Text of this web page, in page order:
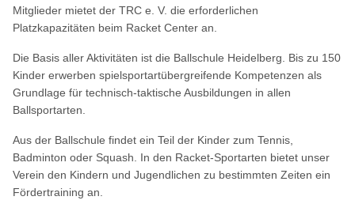
Mitglieder mietet der TRC e. V. die erforderlichen
Platzkapazitäten beim Racket Center an.
Die Basis aller Aktivitäten ist die Ballschule Heidelberg . Bis zu 150
Kinder erwerben spielsportartübergreifende Kompetenzen als
Grundlage für technisch-taktische Ausbildungen in allen
Ballsportarten.
Aus der Ballschule findet ein Teil der Kinder zum Tennis
Badminton oder Squash . In den Racket-Sportarten bietet unser
Verein den Kindern und Jugendlichen zu bestimmten Zeiten ein
Fördertraining an.